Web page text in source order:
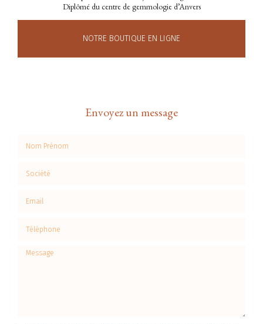
Diplômé du centre de gemmologie d’Anvers
NOTRE BOUTIQUE EN LIGNE
Envoyez un message
Message